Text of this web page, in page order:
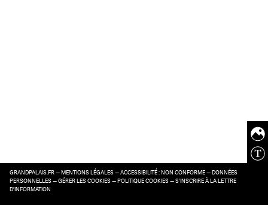
GRANDPALAIS.FR — MENTIONS LÉGALES — ACCESSIBILITÉ : NON CONFORME — DONNÉES
PERSONNELLES — GÉRER LES COOKIES — POLITIQUE COOKIES — S’INSCRIRE À LA LETTRE
D’INFORMATION